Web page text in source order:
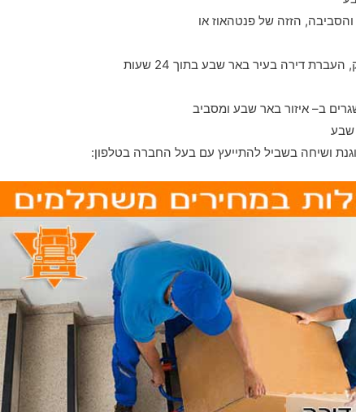
הזזה של פנטהאוז או
ב– איזור באר שבע ומסביב
שבע
ושיחה בשביל להתייעץ עם בעל החברה בטלפון: